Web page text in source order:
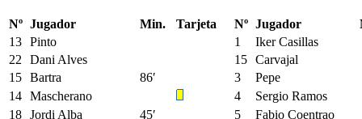
Nº Jugador Min. Tarjeta Nº Jugador
13 Pinto 1
Iker Casillas
22
Dani Alves 15 Carvajal
15 Bartra 86′ 3
Pepe
14 Mascherano 4
Sergio Ramos
18 Jordi Alba 45′ 5
Fabio Coentrao